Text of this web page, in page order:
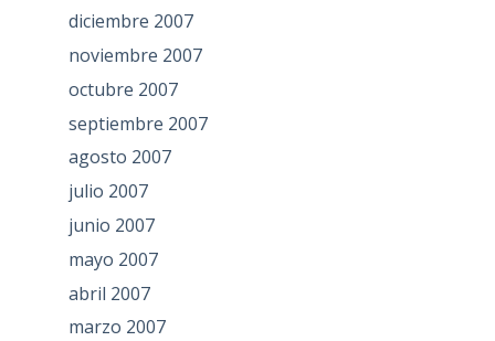
diciembre 2007
noviembre 2007
octubre 2007
septiembre 2007
agosto 2007
julio 2007
junio 2007
mayo 2007
abril 2007
marzo 2007